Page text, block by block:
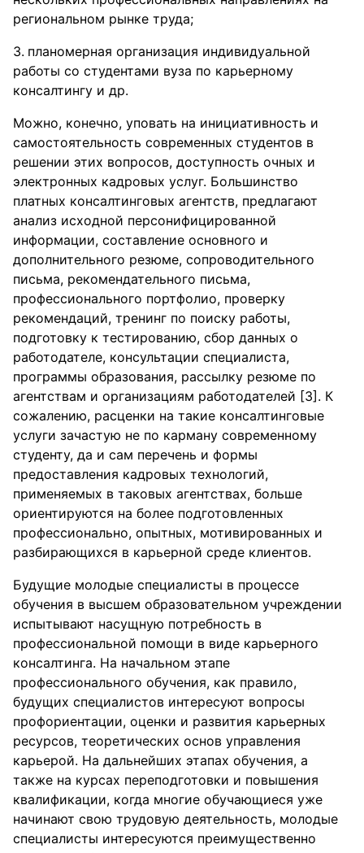
региональном рынке труда;
планомерная организация индивидуальной
работы со студентами вуза по карьерному
консалтингу и др.
Можно, конечно, уповать на инициативность и
самостоятельность современных студентов в
решении этих вопросов, доступность очных и
электронных кадровых услуг. Большинство
платных консалтинговых агентств, предлагают
анализ исходной персонифицированной
информации, составление основного и
дополнительного резюме, сопроводительного
письма, рекомендательного письма,
профессионального портфолио, проверку
рекомендаций, тренинг по поиску работы,
подготовку к тестированию, сбор данных о
работодателе, консультации специалиста,
программы образования, рассылку резюме по
агентствам и организациям работодателей [3]. К
сожалению, расценки на такие консалтинговые
услуги зачастую не по карману современному
студенту, да и сам перечень и формы
предоставления кадровых технологий,
применяемых в таковых агентствах, больше
ориентируются на более подготовленных
профессионально, опытных, мотивированных и
разбирающихся в карьерной среде клиентов.
Будущие молодые специалисты в процессе
обучения в высшем образовательном учреждении
испытывают насущную потребность в
профессиональной помощи в виде карьерного
консалтинга. На начальном этапе
профессионального обучения, как правило,
будущих специалистов интересуют вопросы
профориентации, оценки и развития карьерных
ресурсов, теоретических основ управления
карьерой. На дальнейших этапах обучения, а
также на курсах переподготовки и повышения
квалификации, когда многие обучающиеся уже
начинают свою трудовую деятельность, молодые
специалисты интересуются преимущественно